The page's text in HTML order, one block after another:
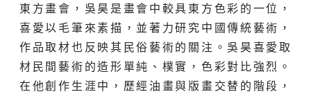
東方畫會，吳昊是畫會中較具東方色彩的一位，
喜愛以毛筆來素描，並著力研究中國傳統藝術，
作品取材也反映其民俗藝術的關注。吳昊喜愛取
材民間藝術的造形單純、樸實，色彩對比強烈。
在他創作生涯中，歷經油畫與版畫交替的階段，